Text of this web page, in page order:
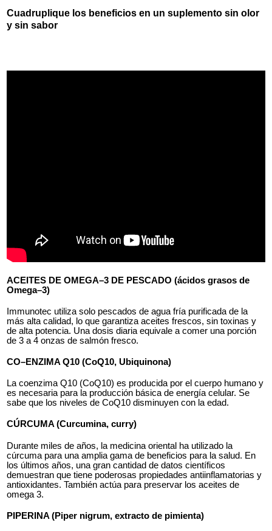
Cuadruplique los beneficios en un suplemento sin olor
y sin sabor
ACEITES DE OMEGA–3 DE PESCADO (ácidos grasos de
Omega–3)
Immunotec utiliza solo pescados de agua fría purificada de la
más alta calidad, lo que garantiza aceites frescos, sin toxinas y
de alta potencia. Una dosis diaria equivale a comer una porción
de 3 a 4 onzas de salmón fresco.
CO–ENZIMA Q10 (CoQ10, Ubiquinona)
La coenzima Q10 (CoQ10) es producida por el cuerpo humano y
es necesaria para la producción básica de energía celular. Se
sabe que los niveles de CoQ10 disminuyen con la edad.
CÚRCUMA (Curcumina, curry)
Durante miles de años, la medicina oriental ha utilizado la
cúrcuma para una amplia gama de beneficios para la salud. En
los últimos años, una gran cantidad de datos científicos
demuestran que tiene poderosas propiedades antiinflamatorias y
antioxidantes. También actúa para preservar los aceites de
omega 3.
PIPERINA (Piper nigrum, extracto de pimienta)